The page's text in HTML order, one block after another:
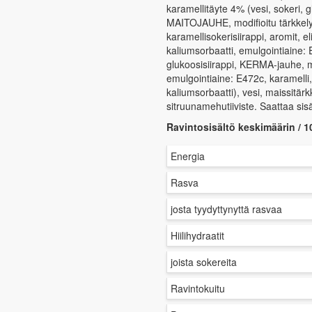
karamellitäyte 4% (vesi, sokeri,
MAITOJAUHE, modifioitu
karamellisokerisiirappi, aromit,
kaliumsorbaatti, emulgointiaine:
glukoosisiirappi, KERMA-jauhe,
emulgointiaine: E472c,
kaliumsorbaatti), vesi,
sitruunamehutiiviste. Saattaa
Ravintosisältö keskimäärin /
Energia
Rasva
josta tyydyttynyttä rasvaa
Hiilihydraatit
joista sokereita
Ravintokuitu